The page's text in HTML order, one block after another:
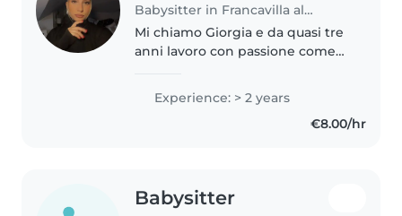
Babysitter in Francavilla al Mare
Mi chiamo Giorgia e da quasi tre
anni lavoro con passione come
questo mestiere perché mi
permette di stare a contatto
Experience: > 2 years
€8.00/hr
Babysitter